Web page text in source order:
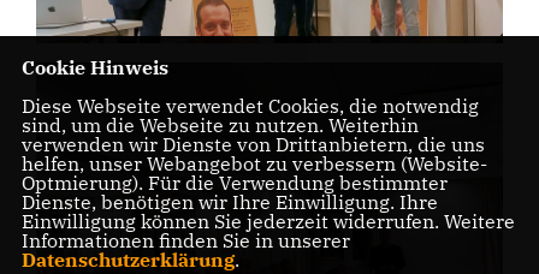
Cookie Hinweis
Diese Webseite verwendet Cookies, die notwendig
sind, um die Webseite zu nutzen. Weiterhin
verwenden wir Dienste von Drittanbietern, die uns
helfen, unser Webangebot zu verbessern (Website-
Optmierung). Für die Verwendung bestimmter
Dienste, benötigen wir Ihre Einwilligung. Ihre
Einwilligung können Sie jederzeit widerrufen. Weitere
Informationen finden Sie in unserer
Datenschutzerklärung.